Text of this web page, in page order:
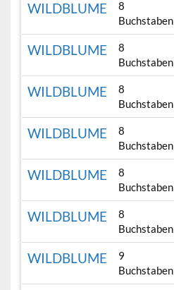
WILDBLUME
8
Buchstaben
WILDBLUME
8
Buchstaben
WILDBLUME
8
Buchstaben
WILDBLUME
8
Buchstaben
WILDBLUME
8
Buchstaben
WILDBLUME
8
Buchstaben
WILDBLUME
9
Buchstaben